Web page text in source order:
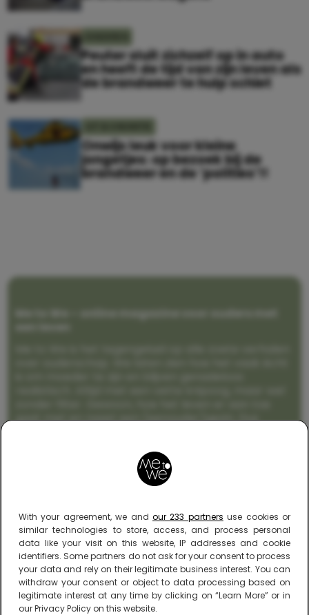
With your agreement, we and our 233 partners use cookies or
similar technologies to store, access, and process personal
data like your visit on this website, IP addresses and cookie
identifiers. Some partners do not ask for your consent to process
your data and rely on their legitimate business interest. You can
withdraw your consent or object to data processing based on
legitimate interest at any time by clicking on “Learn More” or in
our Privacy Policy on this website.
Peuter sluit zichzelf op in auto
en heeft de tijd van zijn leven als
de brandweer te hulp schiet
Onwijs leuk voor kleine
jongetjes: op bezoek bij de
brandweer en de ‘polities’!!
Me to We – online magazine voor ouders met
gaat met en naast een (eenouder)gezin. Dus